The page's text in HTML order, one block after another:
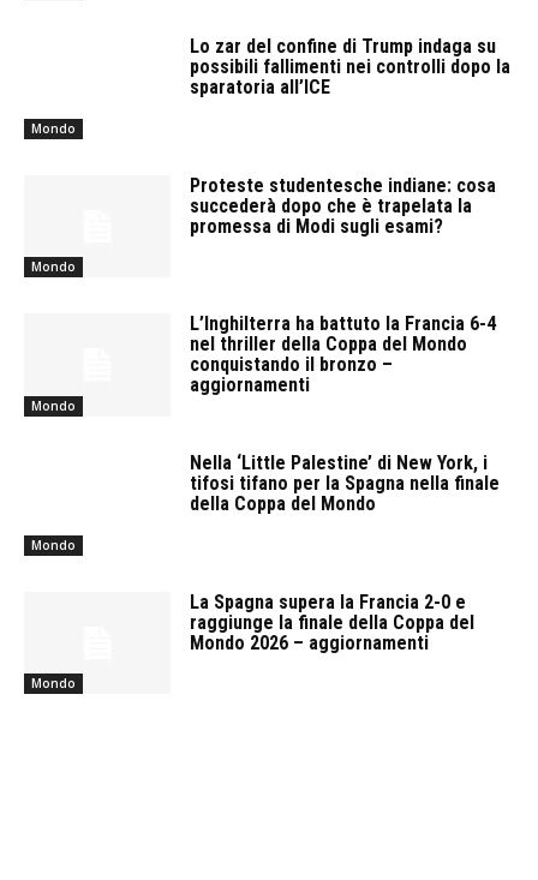
Mondo
Lo zar del confine di Trump indaga su
possibili fallimenti nei controlli dopo la
sparatoria all’ICE
Mondo
Proteste studentesche indiane: cosa
succederà dopo che è trapelata la
promessa di Modi sugli esami?
Mondo
L’Inghilterra ha battuto la Francia 6-4
nel thriller della Coppa del Mondo
conquistando il bronzo –
aggiornamenti
Mondo
Nella ‘Little Palestine’ di New York, i
tifosi tifano per la Spagna nella finale
della Coppa del Mondo
Mondo
La Spagna supera la Francia 2-0 e
raggiunge la finale della Coppa del
Mondo 2026 – aggiornamenti